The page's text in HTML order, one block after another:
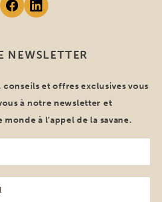
NEWSLETTER
conseils et offres exclusives vous
à notre newsletter et
à l’appel de la savane.